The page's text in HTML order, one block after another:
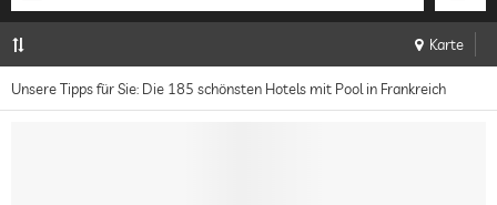
Karte
Unsere Tipps für Sie: Die 185 schönsten Hotels mit Pool in Frankreich